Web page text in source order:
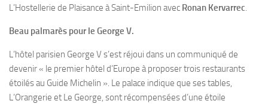
L’Hostellerie de Plaisance à Saint-Emilion avec Ronan Kervarrec.
Beau palmarès pour le George V.
L’hôtel parisien George V s’est réjoui dans un communiqué de
devenir « le premier hôtel d’Europe à proposer trois restaurants
étoilés au Guide Michelin ». Le palace indique que ses tables,
L’Orangerie et Le George, sont récompensées d’une étoile